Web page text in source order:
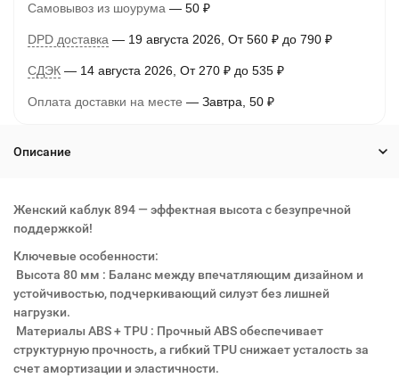
Самовывоз из шоурума 50 ₽
DPD доставка 19 августа 2026 От 560 ₽ до 790 ₽
СДЭК 14 августа 2026 От 270 ₽ до 535 ₽
Оплата доставки на месте Завтра 50 ₽
Описание
Женский каблук 894 — эффектная высота с безупречной
поддержкой!
Ключевые особенности:
Высота 80 мм : Баланс между впечатляющим дизайном и
устойчивостью, подчеркивающий силуэт без лишней
нагрузки.
Материалы ABS + TPU : Прочный ABS обеспечивает
структурную прочность, а гибкий TPU снижает усталость за
счет амортизации и эластичности.